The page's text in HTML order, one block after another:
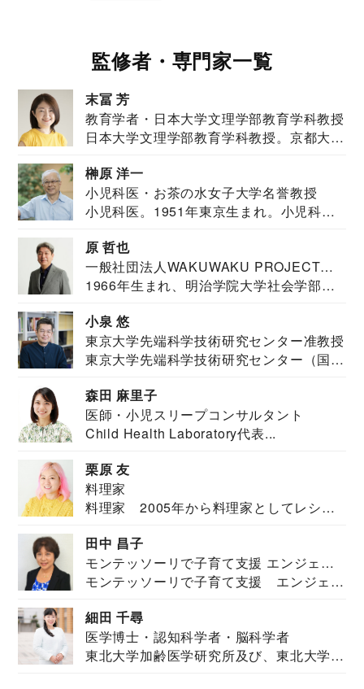
監修者・専門家一覧
末冨 芳
教育学者・日本大学文理学部教育学科教授
日本大学文理学部教育学科教授。京都大学
榊原 洋一
小児科医・お茶の水女子大学名誉教授
小児科医。1951年東京生まれ。小児科
原 哲也
一般社団法人WAKUWAKU PROJECT
JAPAN代表・言語聴覚士・社会福祉士
1966年生まれ、明治学院大学社会学部福
小泉 悠
東京大学先端科学技術研究センター准教授
東京大学先端科学技術研究センター（国際
森田 麻里子
医師・小児スリープコンサルタント
Child Health Laboratory代表...
栗原 友
料理家
料理家 2005年から料理家としてレシピ
田中 昌子
モンテッソーリで子育て支援 エンジェル
ズハウス研究所所長
モンテッソーリで子育て支援 エンジェル
細田 千尋
医学博士・認知科学者・脳科学者
東北大学加齢医学研究所及び、東北大学大